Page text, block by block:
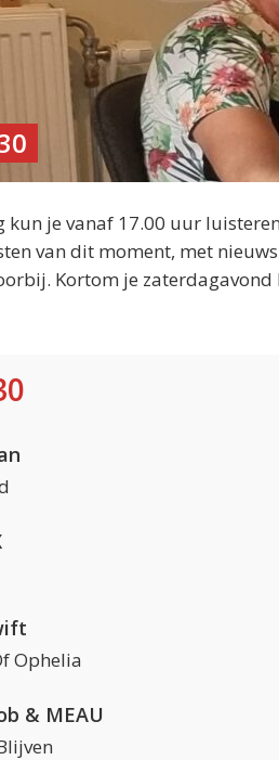
je vanaf 17.00 uur
van dit moment, met
Kortom je
Ophelia
& MEAU